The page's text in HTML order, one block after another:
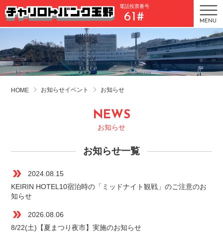
電話投票番号
61# MENU
HOME お知らせイベント お知らせ
NEWS
お知らせ
お知らせ一覧
double_arrow
2024.08.15
KEIRIN HOTEL10宿泊時の「ミッドナイト観戦」のご注意のお
知らせ
double_arrow
2026.08.06
8/22(土)【夏まつり夜市】実施のお知らせ